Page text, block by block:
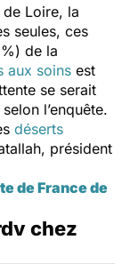
Loire, la
seules, ces
de la
aux soins est
se serait
l’enquête.
déserts
président
de France de
chez